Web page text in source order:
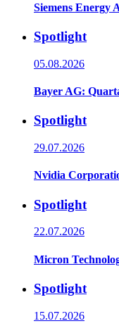
Siemens Energy
Spotlight
05.08.2026
Bayer AG:
Spotlight
29.07.2026
Nvidia
Spotlight
22.07.2026
Micron
Spotlight
15.07.2026